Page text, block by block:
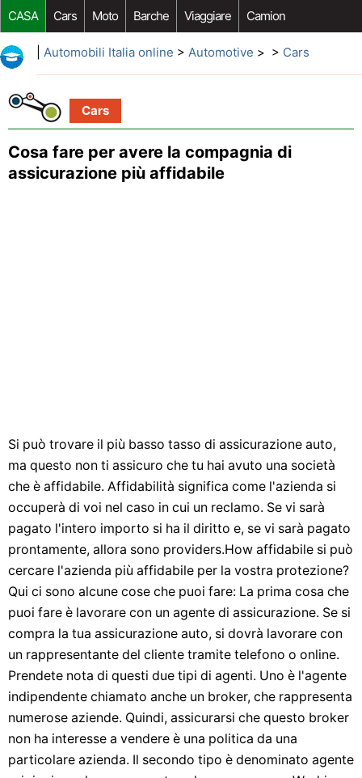
CASA Cars Moto Barche Viaggiare Camion
Riparazione Auto Acquisto Auto Car Opzioni Aftermarket
Automobili Italia online > Automotive > > Cars
Cars
Cosa fare per avere la compagnia di
assicurazione più affidabile
Si può trovare il più basso tasso di assicurazione auto,
ma questo non ti assicuro che tu hai avuto una società
che è affidabile. Affidabilità significa come l'azienda si
occuperà di voi nel caso in cui un reclamo. Se vi sarà
pagato l'intero importo si ha il diritto e, se vi sarà pagato
prontamente, allora sono providers.How affidabile si può
cercare l'azienda più affidabile per la vostra protezione?
Qui ci sono alcune cose che puoi fare: La prima cosa che
puoi fare è lavorare con un agente di assicurazione. Se si
compra la tua assicurazione auto, si dovrà lavorare con
un rappresentante del cliente tramite telefono o online.
Prendete nota di questi due tipi di agenti. Uno è l'agente
indipendente chiamato anche un broker, che rappresenta
numerose aziende. Quindi, assicurarsi che questo broker
non ha interesse a vendere è una politica da una
particolare azienda. Il secondo tipo è denominato agente